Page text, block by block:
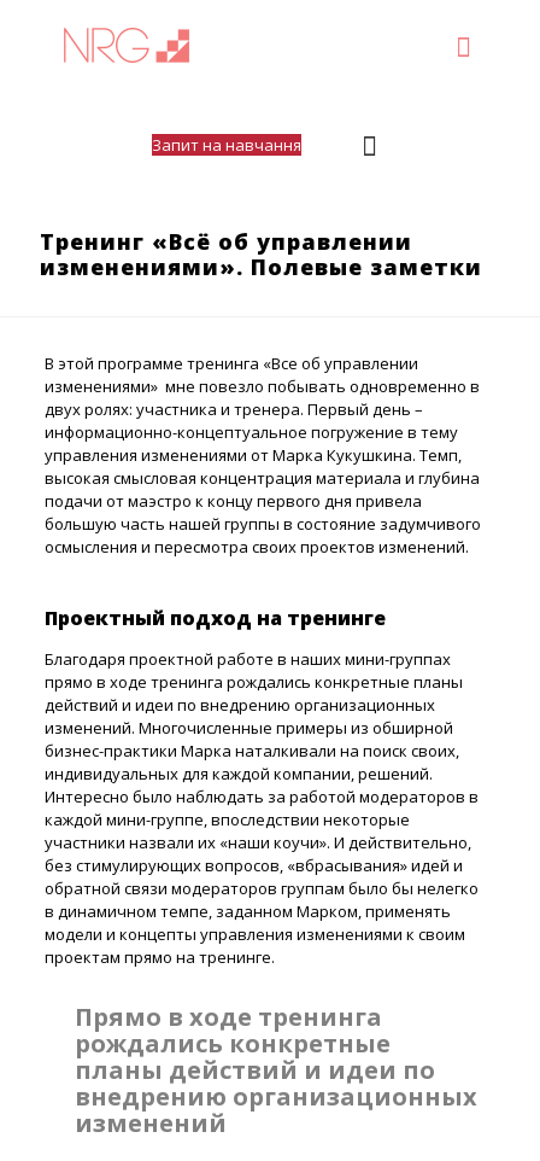
Запит на навчання
Тренинг «Всё об управлении
изменениями». Полевые заметки
В этой программе тренинга «Все об управлении
изменениями» мне повезло побывать одновременно в
двух ролях: участника и тренера. Первый день –
информационно-концептуальное погружение в тему
управления изменениями от Марка Кукушкина. Темп,
высокая смысловая концентрация материала и глубина
подачи от маэстро к концу первого дня привела
большую часть нашей группы в состояние задумчивого
осмысления и пересмотра своих проектов изменений.
Проектный подход на тренинге
Благодаря проектной работе в наших мини-группах
прямо в ходе тренинга рождались конкретные планы
действий и идеи по внедрению организационных
изменений. Многочисленные примеры из обширной
бизнес-практики Марка наталкивали на поиск своих,
индивидуальных для каждой компании, решений.
Интересно было наблюдать за работой модераторов в
каждой мини-группе, впоследствии некоторые
участники назвали их «наши коучи». И действительно,
без стимулирующих вопросов, «вбрасывания» идей и
обратной связи модераторов группам было бы нелегко
в динамичном темпе, заданном Марком, применять
модели и концепты управления изменениями к своим
проектам прямо на тренинге.
Прямо в ходе тренинга
рождались конкретные
планы действий и идеи по
внедрению организационных
изменений